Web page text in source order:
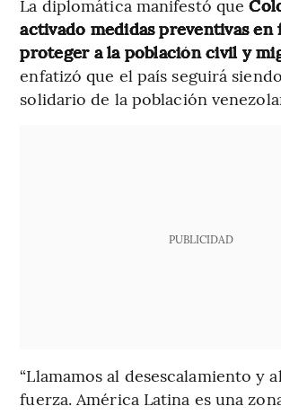
La diplomática manifestó que
activado medidas preventivas
proteger a la población civil y
enfatizó que el país seguirá
solidario de la población
PUBLICIDAD
“Llamamos al desescalamiento y
fuerza. América Latina es una